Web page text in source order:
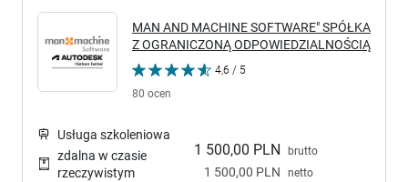
MAN AND MACHINE SOFTWARE" SPÓŁKA
Z OGRANICZONĄ ODPOWIEDZIALNOŚCIĄ
4,6 / 5
80 ocen
1 500,00 PLN brutto
1 500,00 PLN netto
Usługa szkoleniowa
zdalna w czasie
rzeczywistym